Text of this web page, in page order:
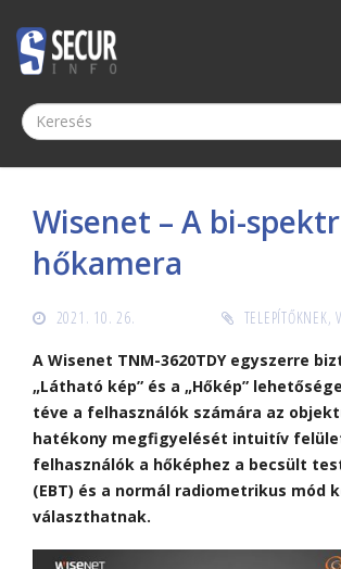
Wisenet – A bi-
hőkamera
2021. 10. 26. TELEPÍTŐKNEK,
A Wisenet TNM-3620TDY egyszerre
„Látható kép” és a „Hőkép”
téve a felhasználók számára az
hatékony megfigyelését intuitív
felhasználók a hőképhez a becsült
(EBT) és a normál radiometrikus mód
választhatnak.